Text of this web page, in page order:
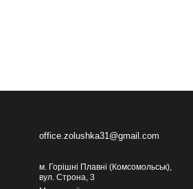
office.zolushka31@gmail.com
м. Горішні Плавні (Комсомольськ),
вул. Строна, 3